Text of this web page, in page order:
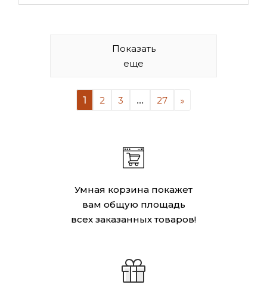
Показать
еще
1 2 3 ... 27
Умная корзина покажет
вам общую площадь
всех заказанных товаров!